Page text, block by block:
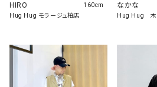
GOOD SPEED（グッドスピード）
GRAMICCI（グラミチ）
HIRO
Hug Hug モラージュ柏店
160cm
なかな
Hug Hug 木